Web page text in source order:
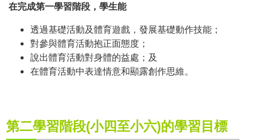
在完成第一學習階段，學生能
透過基礎活動及體育遊戲，發展基礎動作技能；
對參與體育活動抱正面態度；
說出體育活動對身體的益處；及
在體育活動中表達情意和顯露創作思維。
第二學習階段(小四至小六)的學習目標